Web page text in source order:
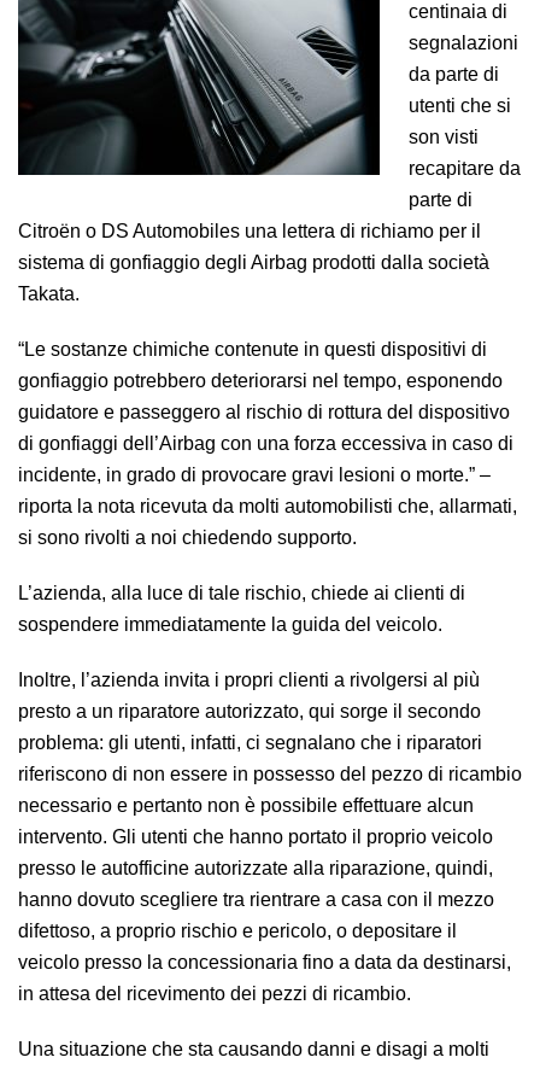
centinaia di
segnalazioni
da parte di
utenti che si
son visti
recapitare da
parte di
Citroën o DS Automobiles una lettera di richiamo per il
sistema di gonfiaggio degli Airbag prodotti dalla società
Takata.
“Le sostanze chimiche contenute in questi dispositivi di
gonfiaggio potrebbero deteriorarsi nel tempo, esponendo
guidatore e passeggero al rischio di rottura del dispositivo
di gonfiaggi dell’Airbag con una forza eccessiva in caso di
incidente, in grado di provocare gravi lesioni o morte.” –
riporta la nota ricevuta da molti automobilisti che, allarmati,
si sono rivolti a noi chiedendo supporto.
L’azienda, alla luce di tale rischio, chiede ai clienti di
sospendere immediatamente la guida del veicolo.
Inoltre, l’azienda invita i propri clienti a rivolgersi al più
presto a un riparatore autorizzato, qui sorge il secondo
problema: gli utenti, infatti, ci segnalano che i riparatori
riferiscono di non essere in possesso del pezzo di ricambio
necessario e pertanto non è possibile effettuare alcun
intervento. Gli utenti che hanno portato il proprio veicolo
presso le autofficine autorizzate alla riparazione, quindi,
hanno dovuto scegliere tra rientrare a casa con il mezzo
difettoso, a proprio rischio e pericolo, o depositare il
veicolo presso la concessionaria fino a data da destinarsi,
in attesa del ricevimento dei pezzi di ricambio.
Una situazione che sta causando danni e disagi a molti